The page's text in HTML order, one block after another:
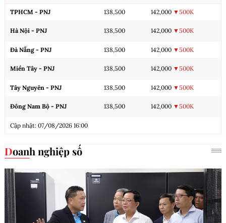
TPHCM - PNJ 138,500 142,000 ▼500K
Hà Nội - PNJ 138,500 142,000 ▼500K
Đà Nẵng - PNJ 138,500 142,000 ▼500K
Miền Tây - PNJ 138,500 142,000 ▼500K
Tây Nguyên - PNJ 138,500 142,000 ▼500K
Đông Nam Bộ - PNJ 138,500 142,000 ▼500K
Cập nhật: 07/08/2026 16:00
Doanh nghiệp số